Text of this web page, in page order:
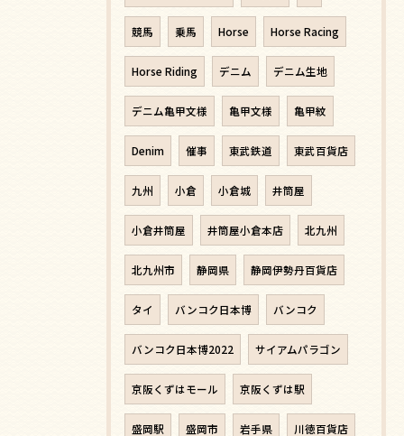
競馬 乗馬 Horse Horse Racing
Horse Riding デニム デニム生地
デニム亀甲文様 亀甲文様 亀甲紋
Denim 催事 東武鉄道 東武百貨店
九州 小倉 小倉城 井筒屋
小倉井筒屋 井筒屋小倉本店 北九州
北九州市 静岡県 静岡伊勢丹百貨店
タイ バンコク日本博 バンコク
バンコク日本博2022 サイアムパラゴン
京阪くずはモール 京阪くずは駅
盛岡駅 盛岡市 岩手県 川徳百貨店